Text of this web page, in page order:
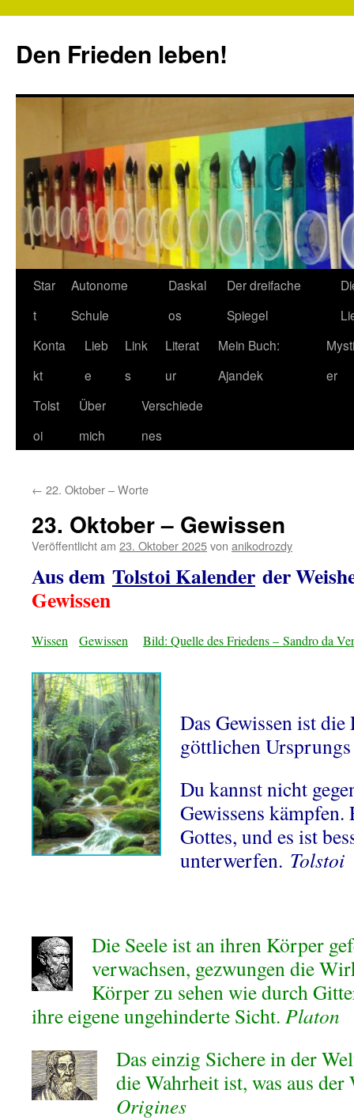
springen
Den Frieden leben!
Star
t
Autonome
Schule
Daskal
os
Der dreifache
Spiegel
Konta
kt
Lieb
e
Link
s
Literat
ur
Mein Buch:
Ajandek
er
Tolst
oi
Über
mich
Verschiede
nes
← 22. Oktober – Worte
23. Oktober – Gewissen
Veröffentlicht am 23. Oktober 2025von anikodrozdy
Aus dem Tolstoi Kalender der
Gewissen
Wissen Gewissen Bild: Quelle des Friedens – Sandro da
Das Gewissen ist
göttlichen
Du kannst nicht
Gewissens kämpfen.
Gottes, und es ist
unterwerfen. Tolstoi
Die Seele ist an ihren Körper
verwachsen, gezwungen die
Körper zu sehen wie durch
ihre eigene ungehinderte Sicht. Platon
Das einzig Sichere in der
die Wahrheit ist, was aus
Origines